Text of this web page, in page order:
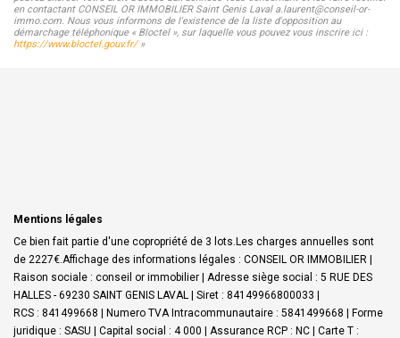
en contactant CONSEIL OR IMMOBILIER Saint Genis Laval a.laurent@conseil-or-
immo.com. Nous vous informons de l'existence de la liste d'opposition au
démarchage téléphonique « Bloctel », sur laquelle vous pouvez vous inscrire ici :
https://www.bloctel.gouv.fr/»
Mentions légales
Ce bien fait partie d'une copropriété de 3 lots.Les charges annuelles sont
de 2227€. Affichage des informations légales : CONSEIL OR IMMOBILIER |
Raison sociale : conseil or immobilier | Adresse siège social : 5 RUE DES
HALLES - 69230 SAINT GENIS LAVAL | Siret : 84149966800033 |
RCS : 841499668 | Numero TVA Intracommunautaire : 5841499668 | Forme
juridique : SASU | Capital social : 4 000 | Assurance RCP : NC | Carte T :